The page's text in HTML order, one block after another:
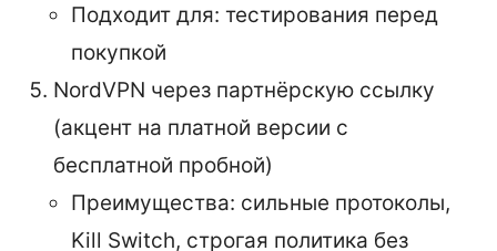
Подходит для: тестирования перед
покупкой
NordVPN через партнёрскую ссылку
(акцент на платной версии с
бесплатной пробной)
Преимущества: сильные протоколы,
Kill Switch, строгая политика без